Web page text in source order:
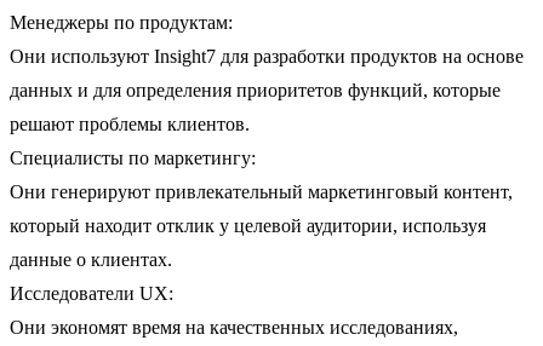
Менеджеры по продуктам:
Они используют Insight7 для разработки продуктов на основе
данных и для определения приоритетов функций, которые
решают проблемы клиентов.
Специалисты по маркетингу:
Они генерируют привлекательный маркетинговый контент,
который находит отклик у целевой аудитории, используя
данные о клиентах.
Исследователи UX:
Они экономят время на качественных исследованиях,